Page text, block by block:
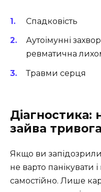
Спадковість
Аутоімунні
ревматична
Травми серця
Діагностика:
зайва
Якщо ви запідозрили
не варто панікувати
самостійно. Лише